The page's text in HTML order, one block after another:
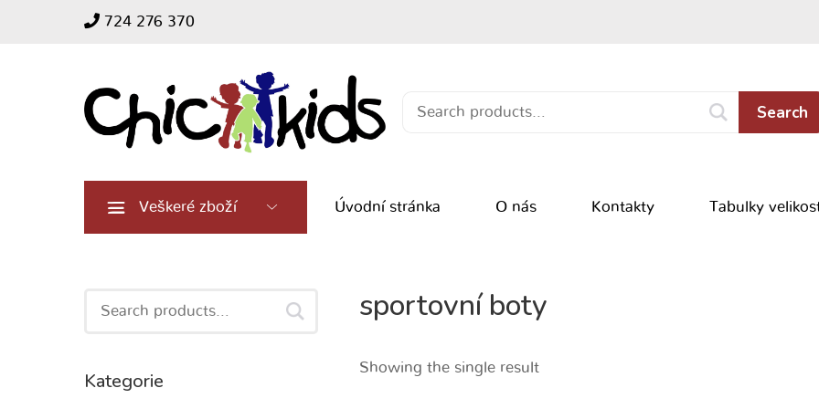
724 276 370
Search
Veškeré zboží Úvodní stránka O nás Kontakty Tabulky
Search
Kategorie
sportovní boty
Showing the single result